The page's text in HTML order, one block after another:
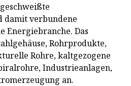
damit verbundene
Energiebranche. Das
Rohrprodukte,
Rohre, kaltgezogene
Industrieanlagen,
an.